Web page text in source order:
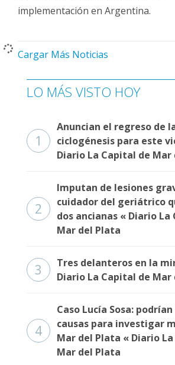
implementación en Argentina.
Cargar Más Noticias
LO MÁS VISTO HOY
1
Anuncian el regreso de
ciclogénesis para este
Diario La Capital de Mar
2
Imputan de lesiones
cuidador del geriátrico
dos ancianas « Diario La
Mar del Plata
3
Tres delanteros en la
Diario La Capital de Mar
4
Caso Lucía Sosa:
causas para investigar
Mar del Plata « Diario
Mar del Plata